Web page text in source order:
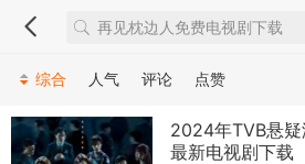
综合 人气 评论 点赞
2024年TVB悬疑
最新电视剧下载